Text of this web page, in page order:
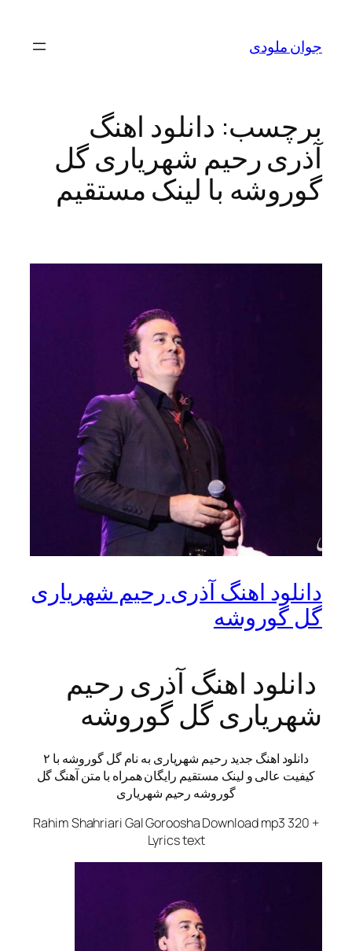
محتواجوان ملودی
برچسب: دانلود اهنگ
آذری رحیم شهریاری گل
گوروشه با لینک مستقیم
دانلود اهنگ آذری رحیم شهریاری
گل گوروشه
دانلود اهنگ آذری رحیم
شهریاری گل گوروشه
دانلود اهنگ جدید رحیم شهریاری
به نام گل گوروشه با ۲
کیفیت عالی و لینک مستقیم رایگان همراه با متن آهنگ گل
گوروشه رحیم شهریاری
Rahim Shahriari Gal Goroosha Download mp3 320 +
Lyrics text